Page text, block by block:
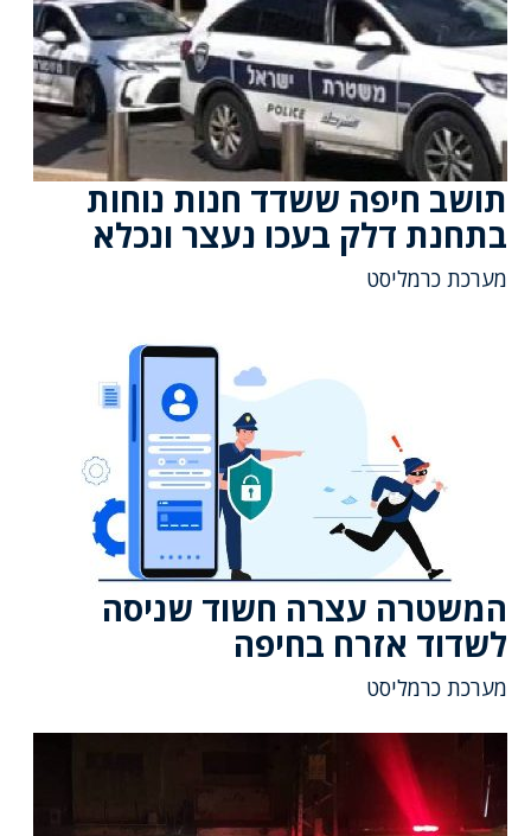
תושב חיפה ששדד חנות נוחות
בתחנת דלק בעכו נעצר ונכלא
מערכת כרמליסט
המשטרה עצרה חשוד שניסה
לשדוד אזרח בחיפה
מערכת כרמליסט